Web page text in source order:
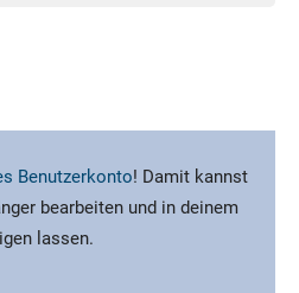
Benutzerkonto! Damit kannst
bearbeiten und in deinem
lassen.